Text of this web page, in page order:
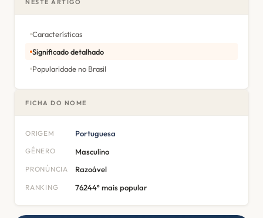
Características
Significado detalhado
Popularidade no Brasil
FICHA DO NOME
ORIGEM Portuguesa
GÊNERO Masculino
PRONÚNCIA Razoável
RANKING 76244º mais popular